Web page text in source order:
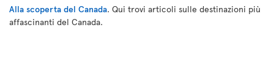
Alla scoperta del Canada. Qui trovi articoli sulle destinazioni più
affascinanti del Canada.